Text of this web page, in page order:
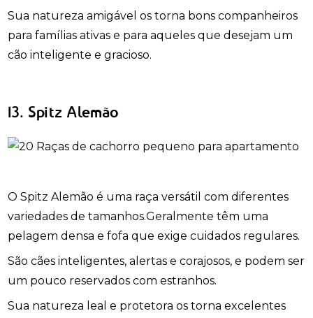
Sua natureza amigável os torna bons companheiros
para famílias ativas e para aqueles que desejam um
cão inteligente e gracioso.
13. Spitz Alemão
O Spitz Alemão é uma raça versátil com diferentes
variedades de tamanhos.Geralmente têm uma
pelagem densa e fofa que exige cuidados regulares.
São cães inteligentes, alertas e corajosos, e podem ser
um pouco reservados com estranhos.
Sua natureza leal e protetora os torna excelentes